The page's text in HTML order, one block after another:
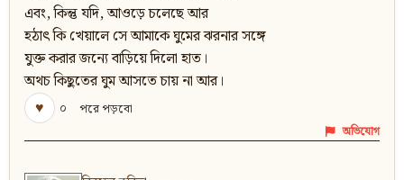
এবং, কিন্তু যদি, আওড়ে চলেছে আর
হঠাৎ কি খেয়ালে সে আমাকে ঘুমের ঝরনার সঙ্গে
যুক্ত করার জন্যে বাড়িয়ে দিলো হাত।
অথচ কিছুতের ঘুম আসতে চায় না আর।
♥
০ পরে পড়বো
অভিযোগ